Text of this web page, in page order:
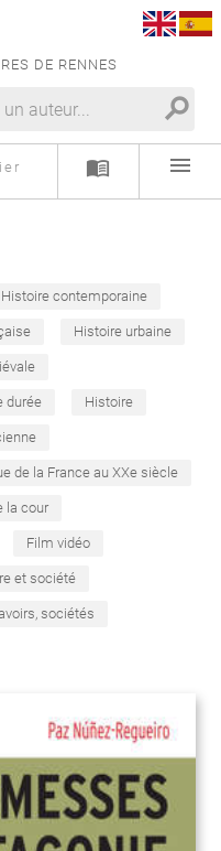
DE RENNES
search
menu_book menu
Histoire contemporaine
Histoire urbaine
durée Histoire
de la France au XXe siècle
la cour
Film vidéo
et société
sociétés